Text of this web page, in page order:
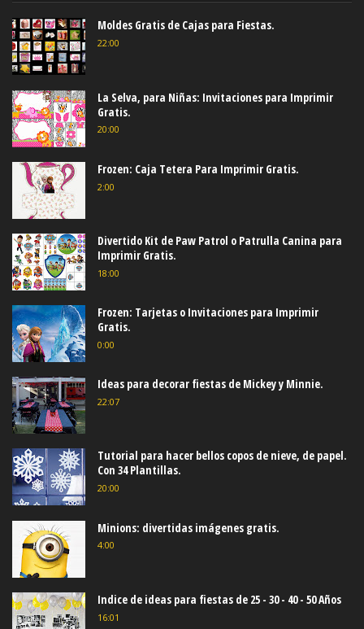
Moldes Gratis de Cajas para Fiestas.
22:00
La Selva, para Niñas: Invitaciones para Imprimir
Gratis.
20:00
Frozen: Caja Tetera Para Imprimir Gratis.
2:00
Divertido Kit de Paw Patrol o Patrulla Canina para
Imprimir Gratis.
18:00
Frozen: Tarjetas o Invitaciones para Imprimir
Gratis.
0:00
Ideas para decorar fiestas de Mickey y Minnie.
22:07
Tutorial para hacer bellos copos de nieve, de papel.
Con 34 Plantillas.
20:00
Minions: divertidas imágenes gratis.
4:00
Indice de ideas para fiestas de 25 - 30 - 40 - 50 Años
16:01